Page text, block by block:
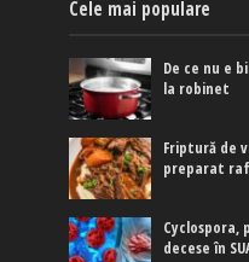
Cele mai populare
De ce nu e
la robinet
Friptură de
preparat
decese în